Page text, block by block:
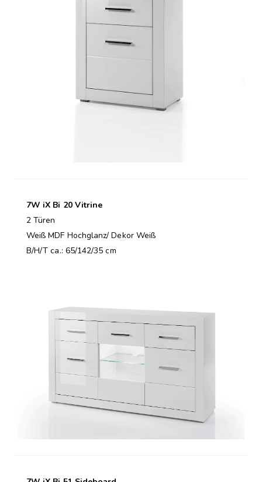
7W iX Bi 20 Vitrine
2 Türen
Weiß MDF Hochglanz/ Dekor Weiß
B/H/T ca.: 65/142/35 cm